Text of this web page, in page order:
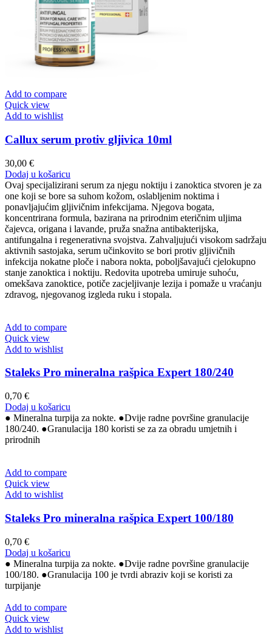
Add to compare
Quick view
Add to wishlist
Callux serum protiv gljivica 10ml
30,00 €
Dodaj u košaricu
Ovaj specijalizirani serum za njegu noktiju i zanoktica stvoren je za
one koji se bore sa suhom kožom, oslabljenim noktima i
ponavljajućim gljivičnim infekcijama. Njegova bogata,
koncentrirana formula, bazirana na prirodnim eteričnim uljima
čajevca, origana i lavande, pruža snažna antibakterijska,
antifungalna i regenerativna svojstva. Zahvaljujući visokom sadržaju
aktivnih sastojaka, serum učinkovito se bori protiv gljivičnih
infekcija nokatne ploče i nabora nokta, poboljšavajući cjelokupno
stanje zanoktica i noktiju. Redovita upotreba umiruje suhoću,
omekšava zanoktice, potiče zacjeljivanje lezija i pomaže u vraćanju
zdravog, njegovanog izgleda ruku i stopala.
Add to compare
Quick view
Add to wishlist
Staleks Pro mineralna rašpica Expert 180/240
0,70 €
Dodaj u košaricu
● Mineralna turpija za nokte. ●Dvije radne površine granulacije
180/240. ●Granulacija 180 koristi se za za obradu umjetnih i
prirodnih
Add to compare
Quick view
Add to wishlist
Staleks Pro mineralna rašpica Expert 100/180
0,70 €
Dodaj u košaricu
● Mineralna turpija za nokte. ●Dvije radne površine granulacije
100/180. ●Granulacija 100 je tvrdi abraziv koji se koristi za
turpijanje
Add to compare
Quick view
Add to wishlist